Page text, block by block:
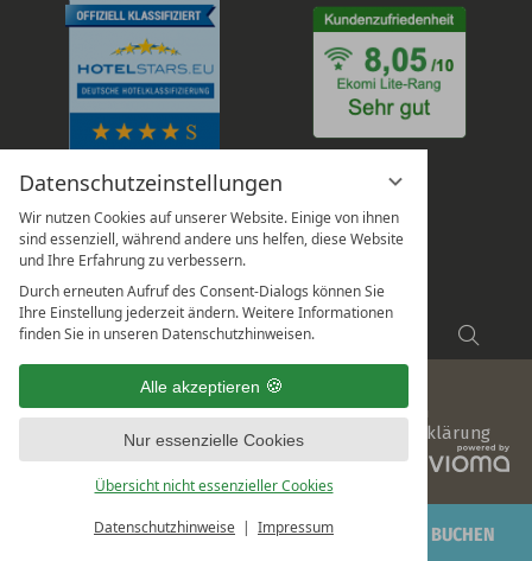
Datenschutzeinstellungen
Wir nutzen Cookies auf unserer Website. Einige von ihnen
sind essenziell, während andere uns helfen, diese Website
und Ihre Erfahrung zu verbessern.
Durch erneuten Aufruf des Consent-Dialogs können Sie
Ihre Einstellung jederzeit ändern. Weitere Informationen
finden Sie in unseren Datenschutzhinweisen.
Alle akzeptieren
Nur essenzielle Cookies
Übersicht nicht essenzieller Cookies
Datenschutzhinweise Impressum BUCHEN
ANFRAGEN
Suchbegriff
ImpressumDatenschutzDatenschutzeinstellungen
HinweisgeberschutzBarrierefreiheitserklärung